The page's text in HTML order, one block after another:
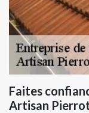
Faites
Artisan